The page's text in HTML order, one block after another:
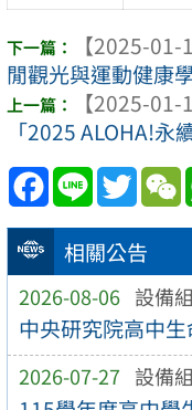
相關公告
2026-08-06 設備組
中央研究院高中
2026-07-27 設備組
【2025-01-
閒觀光與運動健康
【2025-01-
「2025 ALOHA!永
Facebook
Line